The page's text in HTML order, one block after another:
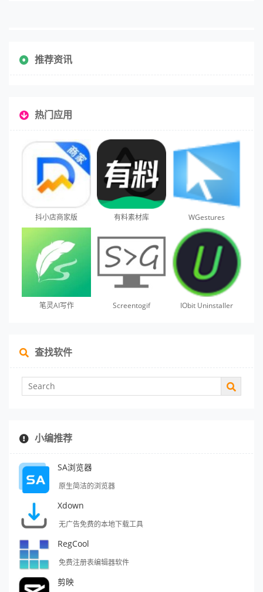
推荐资讯
热门应用
抖小店商家版 有料素材库 WGestures
笔灵AI写作 Screentogif IObit Uninstaller
查找软件
小编推荐
SA浏览器
原生简洁的浏览器
Xdown
无广告免费的本地下载工具
RegCool
免费注册表编辑器软件
剪映